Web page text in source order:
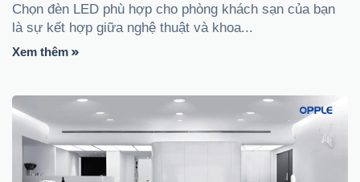
Chọn đèn LED phù hợp cho phòng khách sạn của bạn
là sự kết hợp giữa nghệ thuật và khoa...
Xem thêm